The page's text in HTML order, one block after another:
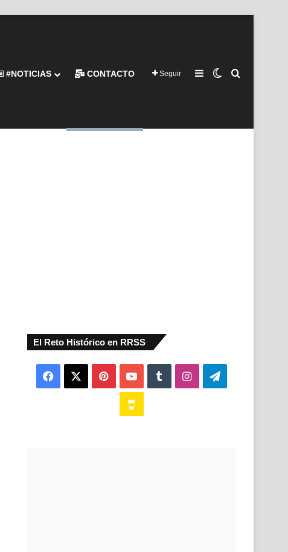
#NOTICIAS CONTACTO Seguir Barra lateral
Switch skin
El Reto Histórico en RRSS
Facebook PinterestYouTubeTumblrInstagramTelegram